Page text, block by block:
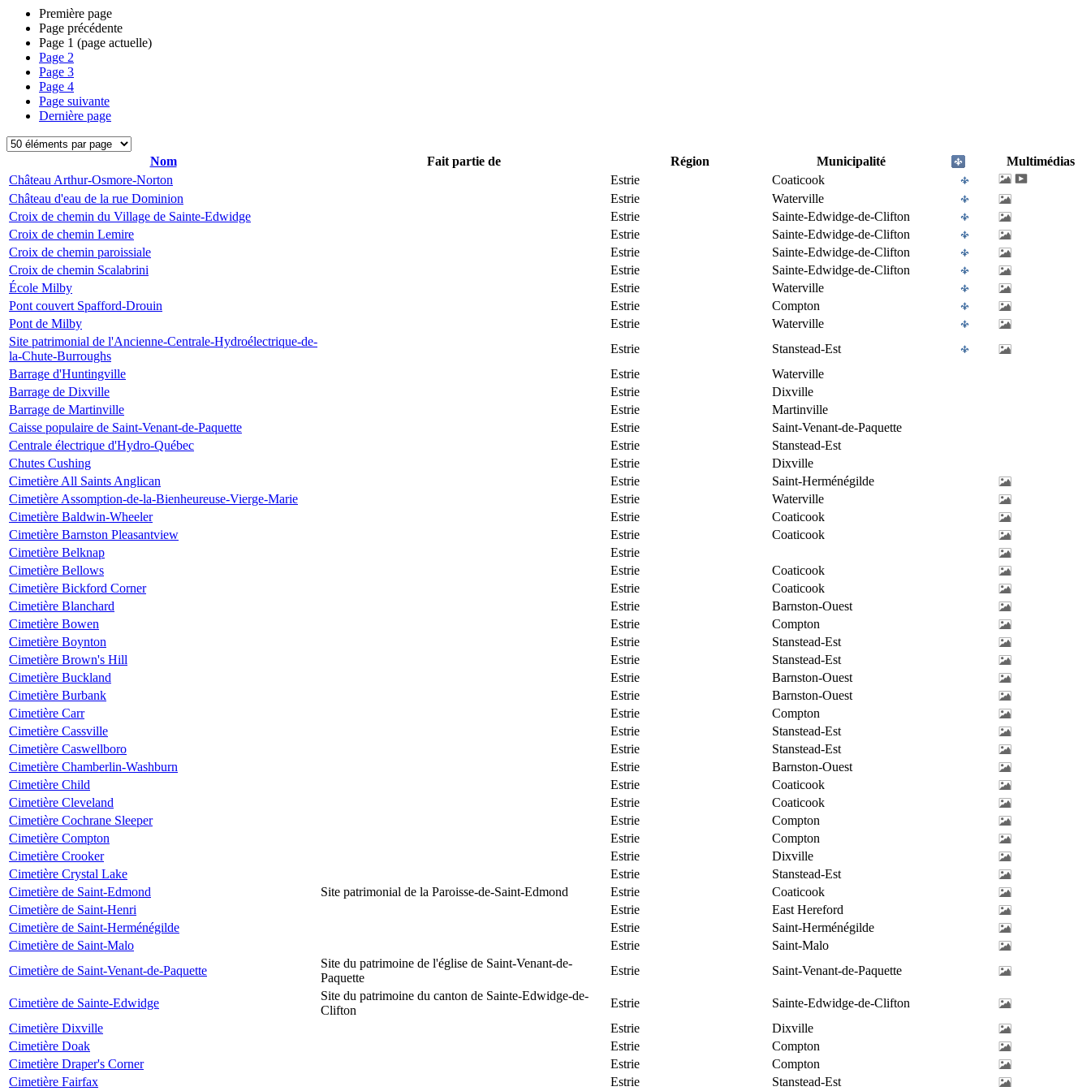
Première page
Page précédente
Page 1 (page actuelle)
Page 2
Page 3
Page 4
Page suivante
Dernière page
Nom Fait partie de Région Municipalité
Multimédias
Château Arthur-Osmore-Norton
Estrie
Coaticook
Château d'eau de la rue Dominion
Estrie
Waterville
Croix de chemin du Village de Sainte-Edwidge
Estrie
Sainte-Edwidge-de-Clifton
Croix de chemin Lemire
Estrie
Sainte-Edwidge-de-Clifton
Croix de chemin paroissiale
Estrie
Sainte-Edwidge-de-Clifton
Croix de chemin Scalabrini
Estrie
Sainte-Edwidge-de-Clifton
École Milby
Estrie
Waterville
Pont couvert Spafford-Drouin
Estrie
Compton
Pont de Milby
Estrie
Waterville
Site patrimonial de l'Ancienne-Centrale-Hydroélectrique-de-
la-Chute-Burroughs
Estrie
Stanstead-Est
Barrage d'Huntingville
Estrie
Waterville
Barrage de Dixville
Estrie
Dixville
Barrage de Martinville
Estrie
Martinville
Caisse populaire de Saint-Venant-de-Paquette
Estrie
Saint-Venant-de-Paquette
Centrale électrique d'Hydro-Québec
Estrie
Stanstead-Est
Chutes Cushing
Estrie
Dixville
Cimetière All Saints Anglican
Estrie
Saint-Herménégilde
Cimetière Assomption-de-la-Bienheureuse-Vierge-Marie
Estrie
Waterville
Cimetière Baldwin-Wheeler
Estrie
Coaticook
Cimetière Barnston Pleasantview
Estrie
Coaticook
Cimetière Belknap
Estrie
Cimetière Bellows
Estrie
Coaticook
Cimetière Bickford Corner
Estrie
Coaticook
Cimetière Blanchard
Estrie
Barnston-Ouest
Cimetière Bowen
Estrie
Compton
Cimetière Boynton
Estrie
Stanstead-Est
Cimetière Brown's Hill
Estrie
Stanstead-Est
Cimetière Buckland
Estrie
Barnston-Ouest
Cimetière Burbank
Estrie
Barnston-Ouest
Cimetière Carr
Estrie
Compton
Cimetière Cassville
Estrie
Stanstead-Est
Cimetière Caswellboro
Estrie
Stanstead-Est
Cimetière Chamberlin-Washburn
Estrie
Barnston-Ouest
Cimetière Child
Estrie
Coaticook
Cimetière Cleveland
Estrie
Coaticook
Cimetière Cochrane Sleeper
Estrie
Compton
Cimetière Compton
Estrie
Compton
Cimetière Crooker
Estrie
Dixville
Cimetière Crystal Lake
Estrie
Stanstead-Est
Cimetière de Saint-Edmond
Site patrimonial de la Paroisse-de-Saint-Edmond Estrie
Coaticook
Cimetière de Saint-Henri
Estrie
East Hereford
Cimetière de Saint-Herménégilde
Estrie
Saint-Herménégilde
Cimetière de Saint-Malo
Estrie
Saint-Malo
Cimetière de Saint-Venant-de-Paquette
Site du patrimoine de l'église de Saint-Venant-de-
Paquette
Estrie Saint-Venant-de-Paquette
Cimetière de Sainte-Edwidge
Site du patrimoine du canton de Sainte-Edwidge-de-
Clifton
Estrie
Sainte-Edwidge-de-Clifton
Cimetière Dixville
Estrie
Dixville
Cimetière Doak
Estrie
Compton
Cimetière Draper's Corner
Estrie
Compton
Cimetière Fairfax
Estrie Stanstead-Est